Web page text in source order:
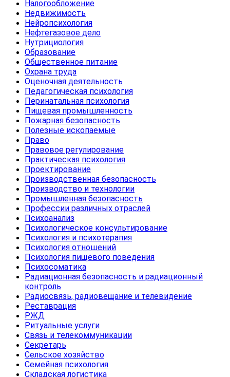
Налогообложение
Недвижимость
Нейропсихология
Нефтегазовое дело
Нутрициология
Образование
Общественное питание
Охрана труда
Оценочная деятельность
Педагогическая психология
Перинатальная психология
Пищевая промышленность
Пожарная безопасность
Полезные ископаемые
Право
Правовое регулирование
Практическая психология
Проектирование
Производственная безопасность
Производство и технологии
Промышленная безопасность
Профессии различных отраслей
Психоанализ
Психологическое консультирование
Психология и психотерапия
Психология отношений
Психология пищевого поведения
Психосоматика
Радиационная безопасность и радиационный
контроль
Радиосвязь, радиовещание и телевидение
Реставрация
РЖД
Ритуальные услуги
Связь и телекоммуникации
Секретарь
Сельское хозяйство
Семейная психология
Складская логистика